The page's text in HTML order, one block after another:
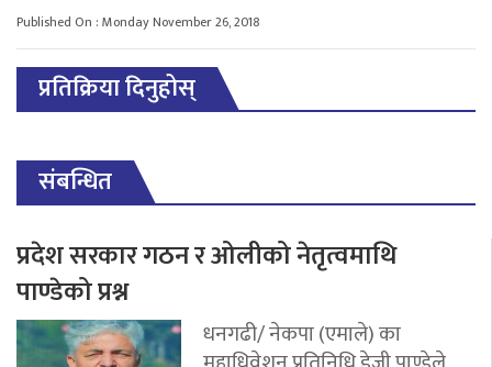
Published On : Monday November 26, 2018
प्रतिक्रिया दिनुहोस्
संबन्धित
प्रदेश सरकार गठन र ओलीको नेतृत्वमाथि
पाण्डेको प्रश्न
धनगढी/ नेकपा (एमाले) का